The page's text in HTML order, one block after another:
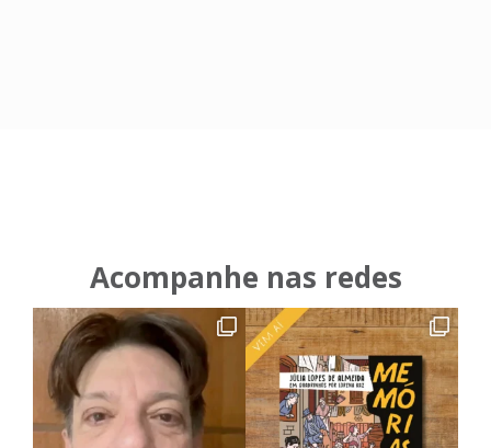
Acompanhe nas redes